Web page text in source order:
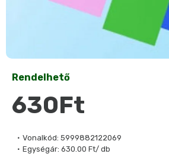
Vonalkód: 5999882122069
Egységár: 630.00 Ft/ db
Rendelhető
630Ft